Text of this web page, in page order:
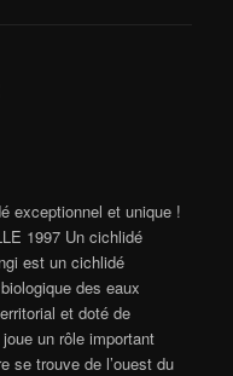
exceptionnel et unique !
1997 Un cichlidé
est un cichlidé
des eaux
et doté de
un rôle important
se trouve de l’ouest du